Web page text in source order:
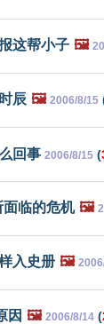
这帮小子 🖼️
辰 🖼️ 2006/8/15
回事 2006/8/15 (
临的危机 🖼️
入史册 🖼️
因 🖼️ 2006/8/14 (